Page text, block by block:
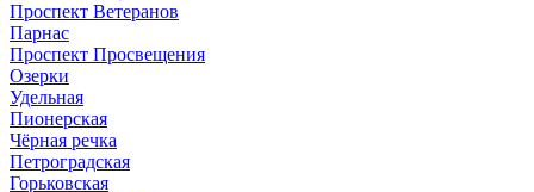
Проспект Ветеранов
Парнас
Проспект Просвещения
Озерки
Удельная
Пионерская
Чёрная речка
Петроградская
Горьковская